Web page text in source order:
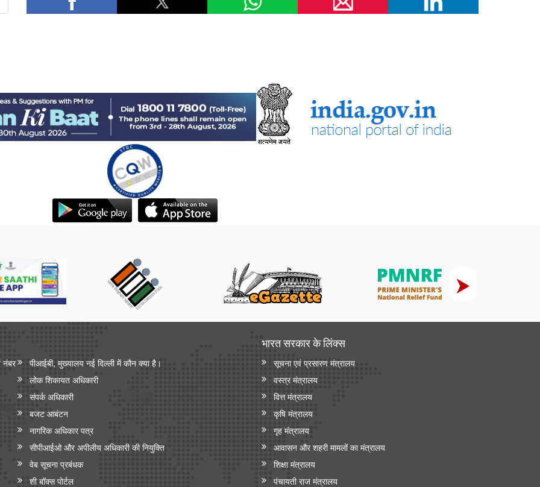
नंबर
पीआईबी, मुख्यालय नई दिल्ली में कौन क्या है।
लोक शिकायत अधिकारी
संपर्क अधिकारी
बजट आबंटन
नागरिक अधिकार पत्र
सीपीआईओ और अपी‍लीय अधिकारी की नियुक्ति
वेब सूचना प्रबंधक
शी बॉक्स पोर्टल
भारत सरकार के लिंक्‍स
सूचना एवं प्रसारण मंत्रालय
वस्त्र मंत्रालय
वित्त मंत्रालय
कृषि मंत्रालय
गृह मंत्रालय
आवासन और शहरी मामलों का मंत्रालय
शिक्षा मंत्रालय
पंचायती राज मंत्रालय